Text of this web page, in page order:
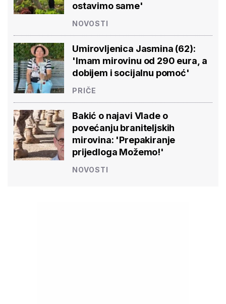
ostavimo same'
NOVOSTI
Umirovljenica Jasmina (62):
'Imam mirovinu od 290 eura, a
dobijem i socijalnu pomoć'
PRIČE
Bakić o najavi Vlade o
povećanju braniteljskih
mirovina: 'Prepakiranje
prijedloga Možemo!'
NOVOSTI